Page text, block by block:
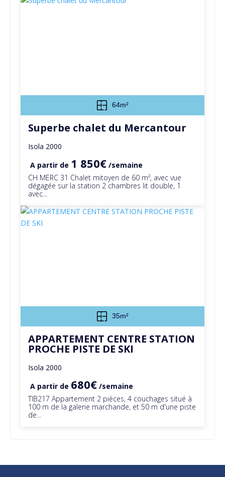
64m²
Superbe chalet du Mercantour
Isola 2000
A partir de 1 850€ /semaine
CH MERC 31 Chalet mitoyen de 60 m², avec vue
dégagée sur la station 2 chambres lit double, 1
avec...
35m²
APPARTEMENT CENTRE STATION
PROCHE PISTE DE SKI
Isola 2000
A partir de 680€ /semaine
TIB217 Appartement 2 pièces, 4 couchages situé à
100 m de la galerie marchande, et 50 m d'une piste
de...